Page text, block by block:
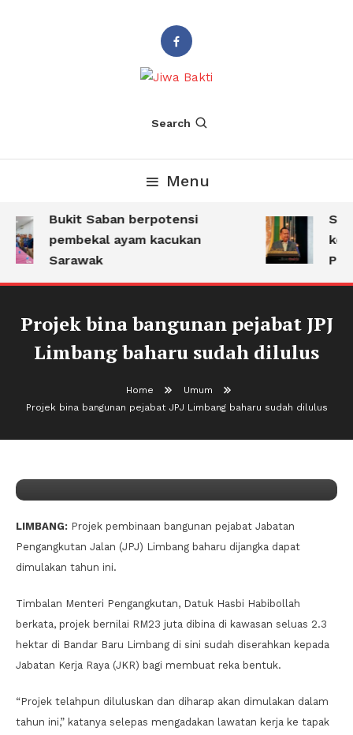
Jiwa BaktiSearch
Menu
Bukit Saban berpotensi
pembekal ayam kacukan
Sarawak
Projek bina bangunan pejabat JPJ
Limbang baharu sudah dilulus
Home
Umum
Projek bina bangunan pejabat JPJ Limbang baharu sudah dilulus
LIMBANG: Projek pembinaan bangunan pejabat Jabatan
Pengangkutan Jalan (JPJ) Limbang baharu dijangka dapat
dimulakan tahun ini.
Timbalan Menteri Pengangkutan, Datuk Hasbi Habibollah
berkata, projek bernilai RM23 juta dibina di kawasan seluas 2.3
hektar di Bandar Baru Limbang di sini sudah diserahkan kepada
Jabatan Kerja Raya (JKR) bagi membuat reka bentuk.
“Projek telahpun diluluskan dan diharap akan dimulakan dalam
tahun ini,” katanya selepas mengadakan lawatan kerja ke tapak